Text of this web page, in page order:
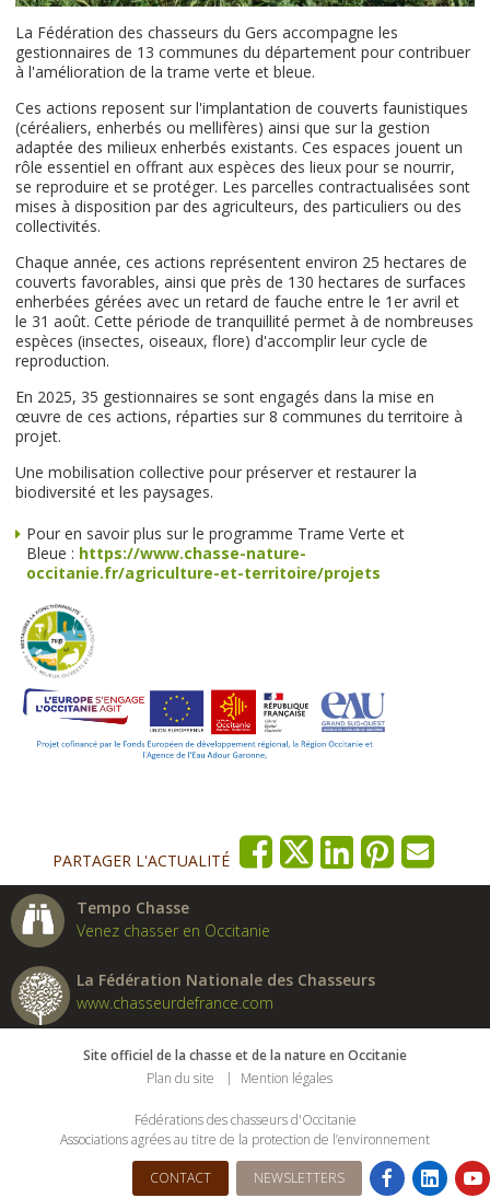
La Fédération des chasseurs du Gers accompagne les
gestionnaires de 13 communes du département pour contribuer
à l'amélioration de la trame verte et bleue.
Ces actions reposent sur l'implantation de couverts faunistiques
(céréaliers, enherbés ou mellifères) ainsi que sur la gestion
adaptée des milieux enherbés existants. Ces espaces jouent un
rôle essentiel en offrant aux espèces des lieux pour se nourrir,
se reproduire et se protéger. Les parcelles contractualisées sont
mises à disposition par des agriculteurs, des particuliers ou des
collectivités.
Chaque année, ces actions représentent environ 25 hectares de
couverts favorables, ainsi que près de 130 hectares de surfaces
enherbées gérées avec un retard de fauche entre le 1er avril et
le 31 août. Cette période de tranquillité permet à de nombreuses
espèces (insectes, oiseaux, flore) d'accomplir leur cycle de
reproduction.
En 2025, 35 gestionnaires se sont engagés dans la mise en
œuvre de ces actions, réparties sur 8 communes du territoire à
projet.
Une mobilisation collective pour préserver et restaurer la
biodiversité et les paysages.
Pour en savoir plus sur le programme Trame Verte et
Bleue : https://www.chasse-nature-
occitanie.fr/agriculture-et-territoire/projets
PARTAGER L'ACTUALITÉ
Tempo Chasse
Venez chasser en Occitanie
La Fédération Nationale des Chasseurs
www.chasseurdefrance.com
Site officiel de la chasse et de la nature en Occitanie
Plan du site
Mention légales
Fédérations des chasseurs d'Occitanie
Associations agrées au titre de la protection de l’environnement
CONTACT NEWSLETTERS